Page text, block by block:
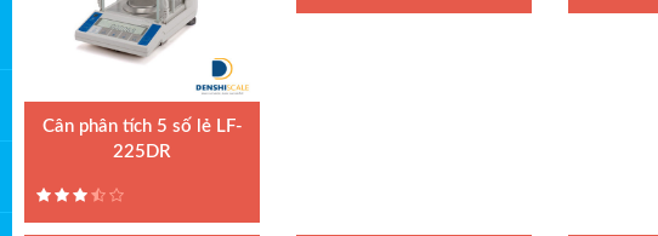
Cân phân tích 5 số lẻ LF-
225DR
Model : Cân phân tích LF-
225DR
Hãng sản xuất : Shinko